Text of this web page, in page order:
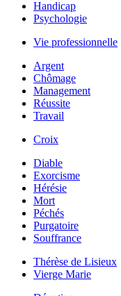
Handicap
Psychologie
Vie professionnelle
Argent
Chômage
Management
Réussite
Travail
Croix
Diable
Exorcisme
Hérésie
Mort
Péchés
Purgatoire
Souffrance
Thérèse de Lisieux
Vierge Marie